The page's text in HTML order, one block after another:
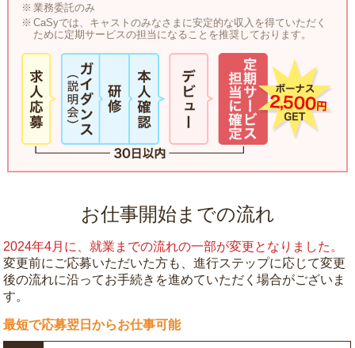
業務委託のみ
CaSyでは、キャストのみなさまに安定的な収入を得ていただく
ために定期サービスの担当になることを推奨しております。
お仕事開始までの流れ
2024年4月に、就業までの流れの一部が変更となりました。
変更前にご応募いただいた方も、進行ステップに応じて変更
後の流れに沿ってお手続きを進めていただく場合がございま
す。
最短で応募翌日からお仕事可能